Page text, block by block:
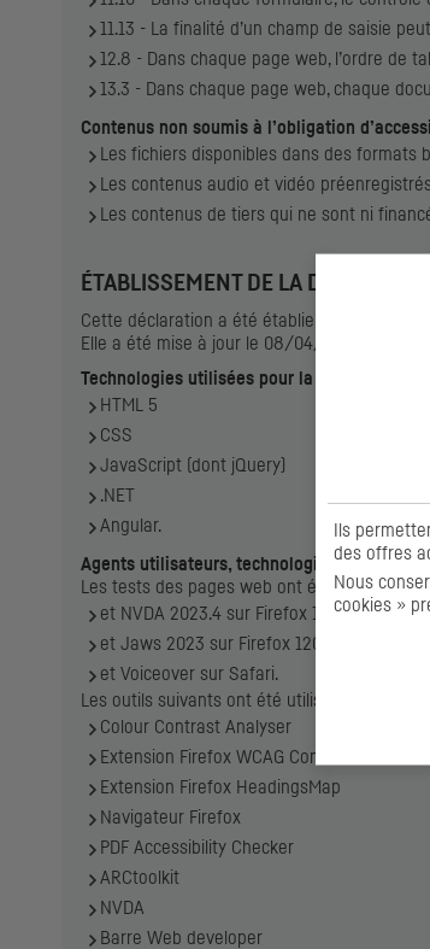
11.13 - La finalité d’un champ de saisie
12.8 - Dans chaque page web, l’ordre de
13.3 - Dans chaque page web, chaque
Contenus non soumis à l’obligation
Les fichiers disponibles dans des
Les contenus audio et vidéo
Les contenus de tiers qui ne sont ni
ÉTABLISSEMENT DE LA
Cette déclaration a été établie le 26/01/2023.
Elle a été mise à jour le 08/04/2024.
Technologies utilisées pour la réalisation du
HTML 5
CSS
JavaScript (dont jQuery)
.NET
Angular.
Agents utilisateurs, technologies
Les tests des pages web ont été effectués
et NVDA 2023.4 sur Firefox 120
et Jaws 2023 sur Firefox 120
et Voiceover sur Safari.
Les outils suivants ont été utilisés lors de
Colour Contrast Analyser
Extension Firefox WCAG Contrast Checker
Extension Firefox HeadingsMap
Navigateur Firefox
PDF Accessibility Checker
ARCtoolkit
NVDA
Barre Web developer
Ils
des offres
Nous
cookies »